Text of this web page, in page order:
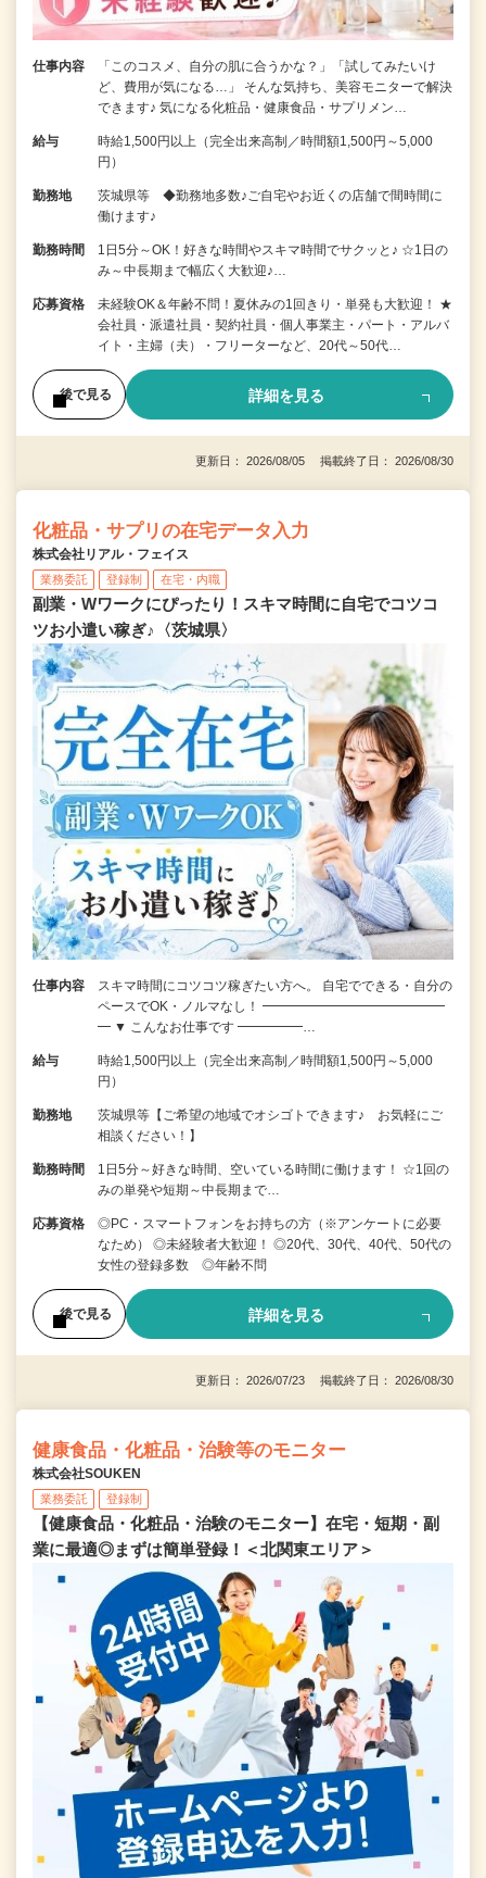
仕事内容
「このコスメ、自分の肌に合うかな？」「試してみたいけ
ど、費用が気になる…」 そんな気持ち、美容モニターで解決
できます♪ 気になる化粧品・健康食品・サプリメン…
給与
時給1,500円以上（完全出来高制／時間額1,500円～5,000
円）
勤務地
茨城県等 ◆勤務地多数♪ご自宅やお近くの店舗で間時間に
働けます♪
勤務時間
1日5分～OK！好きな時間やスキマ時間でサクッと♪ ☆1日の
み～中長期まで幅広く大歓迎♪…
応募資格
未経験OK＆年齢不問！夏休みの1回きり・単発も大歓迎！ ★
会社員・派遣社員・契約社員・個人事業主・パート・アルバ
イト・主婦（夫）・フリーターなど、20代～50代…
後で見る 詳細を見る
更新日： 2026/08/05 掲載終了日： 2026/08/30
化粧品・サプリの在宅データ入力
株式会社リアル・フェイス
業務委託 登録制 在宅・内職
副業・Wワークにぴったり！スキマ時間に自宅でコツコ
ツお小遣い稼ぎ♪〈茨城県〉
仕事内容
スキマ時間にコツコツ稼ぎたい方へ。 自宅でできる・自分の
ペースでOK・ノルマなし！ ━━━━━━━━━━━━━━
━ ▼ こんなお仕事です ━━━━━…
給与
時給1,500円以上（完全出来高制／時間額1,500円～5,000
円）
勤務地
茨城県等【ご希望の地域でオシゴトできます♪ お気軽にご
相談ください！】
勤務時間
1日5分～好きな時間、空いている時間に働けます！ ☆1回の
みの単発や短期～中長期まで…
応募資格
◎PC・スマートフォンをお持ちの方（※アンケートに必要
なため） ◎未経験者大歓迎！ ◎20代、30代、40代、50代の
女性の登録多数 ◎年齢不問
後で見る 詳細を見る
更新日： 2026/07/23 掲載終了日： 2026/08/30
健康食品・化粧品・治験等のモニター
株式会社SOUKEN
業務委託 登録制
【健康食品・化粧品・治験のモニター】在宅・短期・副
業に最適◎まずは簡単登録！＜北関東エリア＞